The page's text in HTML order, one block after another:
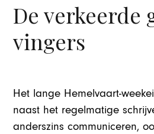
De verkeerde
vingers
Het lange Hemelvaart-
naast het regelmatige
anderszins communiceren,